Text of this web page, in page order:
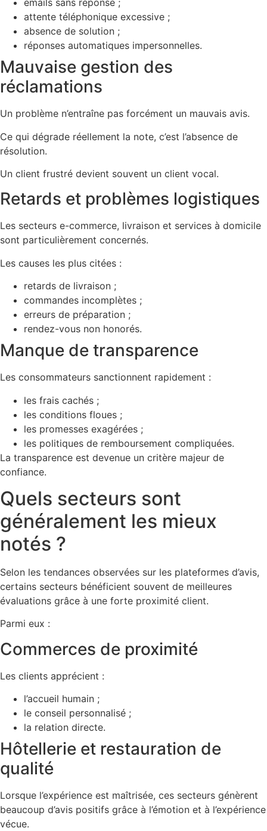
emails sans réponse ;
attente téléphonique excessive ;
absence de solution ;
réponses automatiques impersonnelles.
Mauvaise gestion des
réclamations
Un problème n’entraîne pas forcément un mauvais avis.
Ce qui dégrade réellement la note, c’est l’absence de
résolution.
Un client frustré devient souvent un client vocal.
Retards et problèmes logistiques
Les secteurs e-commerce, livraison et services à domicile
sont particulièrement concernés.
Les causes les plus citées :
retards de livraison ;
commandes incomplètes ;
erreurs de préparation ;
rendez-vous non honorés.
Manque de transparence
Les consommateurs sanctionnent rapidement :
les frais cachés ;
les conditions floues ;
les promesses exagérées ;
les politiques de remboursement compliquées.
La transparence est devenue un critère majeur de
confiance.
Quels secteurs sont
généralement les mieux
notés ?
Selon les tendances observées sur les plateformes d’avis,
certains secteurs bénéficient souvent de meilleures
évaluations grâce à une forte proximité client.
Parmi eux :
Commerces de proximité
Les clients apprécient :
l’accueil humain ;
le conseil personnalisé ;
la relation directe.
Hôtellerie et restauration de
qualité
Lorsque l’expérience est maîtrisée, ces secteurs génèrent
beaucoup d’avis positifs grâce à l’émotion et à l’expérience
vécue.